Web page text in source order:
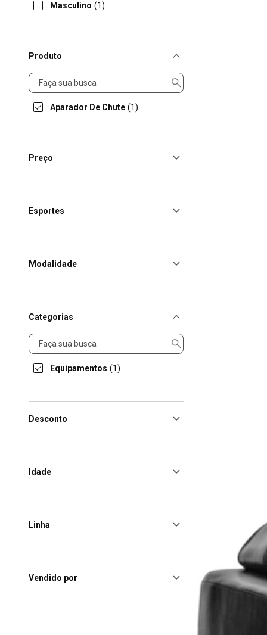
Masculino (1)
Produto
Produto
Aparador De Chute (1)
Preço
Esportes
Modalidade
Categorias
Categorias
Equipamentos (1)
Desconto
Idade
Linha
Vendido por